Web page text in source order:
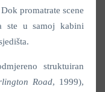
promatrate scene
ste u samoj kabini
struktuiran
Road, 1999),